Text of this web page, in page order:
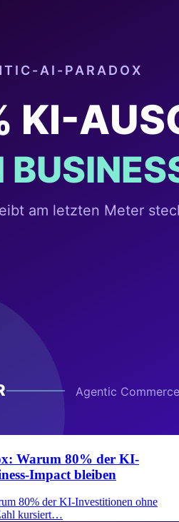
Warum 80% der KI-
Impact bleiben
80% der KI-Investitionen ohne
kursiert…